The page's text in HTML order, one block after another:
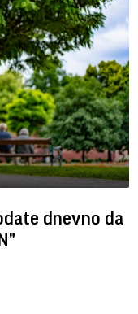
dnevno da